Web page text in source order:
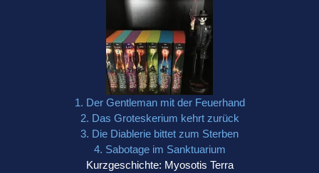
1. Der Gentleman mit der Feuerhand
2. Das Groteskerium kehrt zurück
3. Die Diablerie bittet zum Sterben
4. Sabotage im Sanktuarium
Kurzgeschichte: Myosotis Terra